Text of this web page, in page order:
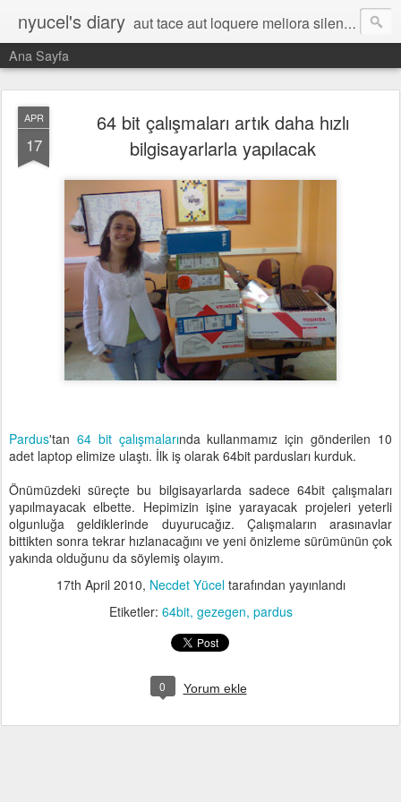
nyucel's diary aut tace aut loquere meliora silentio
Ana Sayfa
APR
17
64 bit çalışmaları artık daha hızlı
bilgisayarlarla yapılacak
Pardus'tan 64 bit çalışmalarında kullanmamız için gönderilen 10
adet laptop elimize ulaştı. İlk iş olarak 64bit pardusları kurduk.
Önümüzdeki süreçte bu bilgisayarlarda sadece 64bit çalışmaları
yapılmayacak elbette. Hepimizin işine yarayacak projeleri yeterli
olgunluğa geldiklerinde duyurucağız. Çalışmaların arasınavlar
bittikten sonra tekrar hızlanacağını ve yeni önizleme sürümünün çok
yakında olduğunu da söylemiş olayım.
17th April 2010, Necdet Yüceltarafından yayınlandı
Etiketler: 64bit gezegen pardus
0 Yorum ekle